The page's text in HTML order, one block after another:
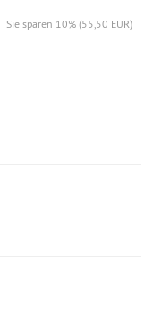
Sie sparen 10% (55,50 EUR)